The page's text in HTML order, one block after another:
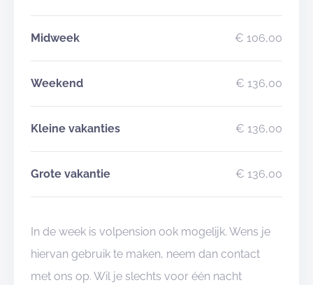
Midweek € 106,00
Weekend € 136,00
Kleine vakanties € 136,00
Grote vakantie € 136,00
In de week is volpension ook mogelijk. Wens je
hiervan gebruik te maken, neem dan contact
met ons op. Wil je slechts voor één nacht